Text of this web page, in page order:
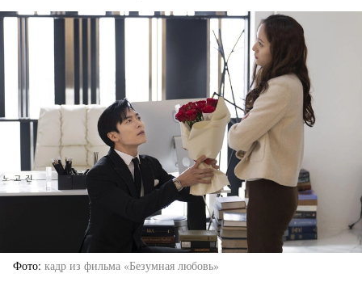
Фото кадр из фильма «Безумная любовь»